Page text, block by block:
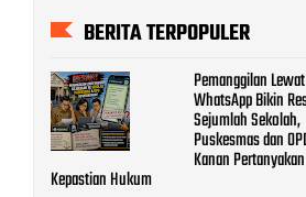
BERITA TERPOPULER
Pemanggilan Lewat
WhatsApp Bikin
Sejumlah Sekolah,
Puskesmas dan
Kanan Pertanyakan
Kepastian Hukum